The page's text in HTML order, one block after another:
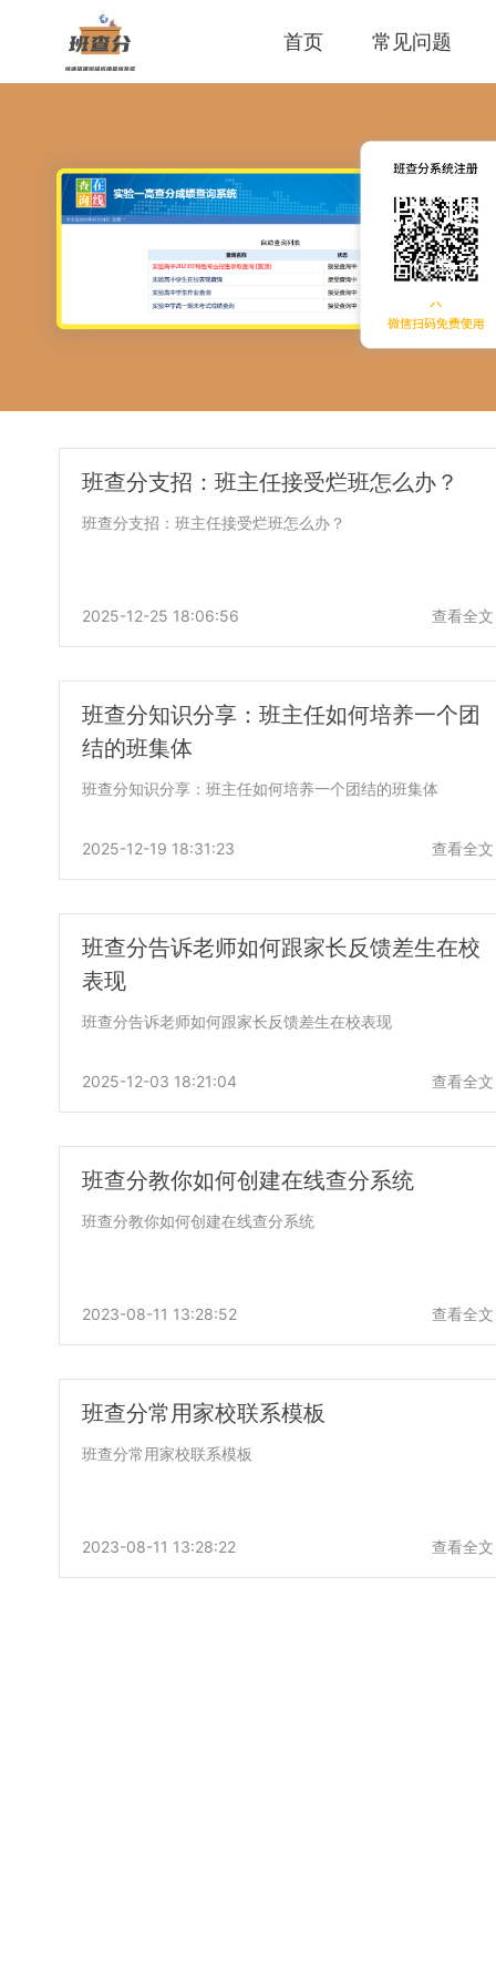
首页 常见问题
快
上传电子
码，老师
班查分支招：班主任接受烂班怎么办？
班查分支招：班主任接受烂班怎么办？
2025-12-25 18:06:56 查看全文
班查分知识分享：班主任如何培养一个团
结的班集体
班查分知识分享：班主任如何培养一个团结的班集体
2025-12-19 18:31:23 查看全文
班查分告诉老师如何跟家长反馈差生在校
表现
班查分告诉老师如何跟家长反馈差生在校表现
2025-12-03 18:21:04 查看全文
班查分教你如何创建在线查分系统
班查分教你如何创建在线查分系统
2023-08-11 13:28:52 查看全文
班查分常用家校联系模板
班查分常用家校联系模板
2023-08-11 13:28:22 查看全文